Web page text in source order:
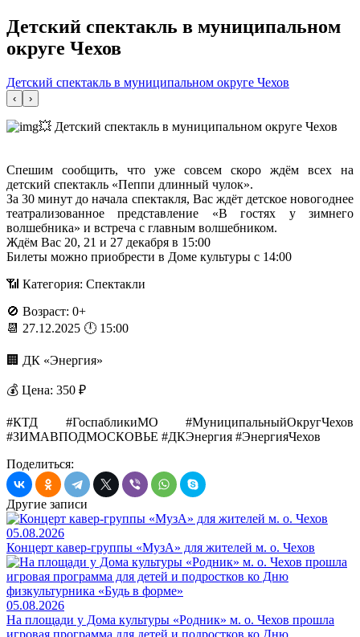
Детский спектакль в муниципальном
округе Чехов
Детский спектакль в муниципальном округе Чехов
‹ ›
💥 Детский спектакль в муниципальном округе Чехов
Спешим сообщить, что уже совсем скоро ждём всех на
детский спектакль «Пеппи длинный чулок».
За 30 минут до начала спектакля, Вас ждёт детское новогоднее
театрализованное представление «В гостях у зимнего
волшебника» и встреча с главным волшебником.
Ждём Вас 20, 21 и 27 декабря в 15:00
Билеты можно приобрести в Доме культуры с 14:00
📶 Категория: Спектакли
🚫 Возраст: 0+
📆 27.12.2025 🕛 15:00
🏢 ДК «Энергия»
💰 Цена: 350 ₽
#КТД #ГоспабликиМО #МуниципальныйОкругЧехов
#ЗИМАВПОДМОСКОВЬЕ #ДКЭнергия #ЭнергияЧехов
Поделиться:
Другие записи
05.08.2026
Концерт кавер-группы «МузА» для жителей м. о. Чехов
05.08.2026
На площади у Дома культуры «Родник» м. о. Чехов прошла
игровая программа для детей и подростков ко Дню